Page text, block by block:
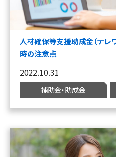
人材確保等支援助成金（テレ
時の注意点
2022.10.31
補助金・助成金